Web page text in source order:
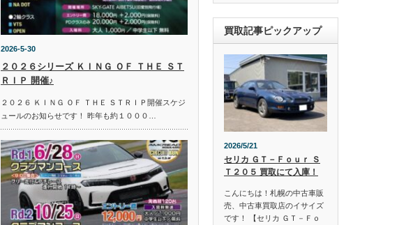
2026-5-30
２０２６シリーズ ＫＩＮＧ ＯＦ ＴＨＥ ＳＴ
ＲＩＰ 開催♪
２０２６ ＫＩＮＧ ＯＦ ＴＨＥ ＳＴＲＩＰ開催スケジ
ュールのお知らせです！ 昨年も約１０００…
買取記事ピックアップ
2026/5/21
セリカ ＧＴ－Ｆｏｕｒ Ｓ
Ｔ２０５ 買取にて入庫！
こんにちは！札幌の中古車販
売、中古車買取店のイサイズ
です！ 【セリカ ＧＴ－Ｆｏ